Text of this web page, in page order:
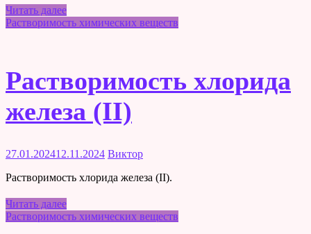
Читать далее
Растворимость химических веществ
Растворимость хлорида
железа (II)
27.01.202412.11.2024 Виктор
Растворимость хлорида железа (II).
Читать далее
Растворимость химических веществ